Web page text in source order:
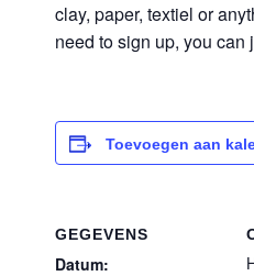
clay, paper, textiel or
need to sign up, you can
Toevoegen aan
GEGEVENS
Datum: